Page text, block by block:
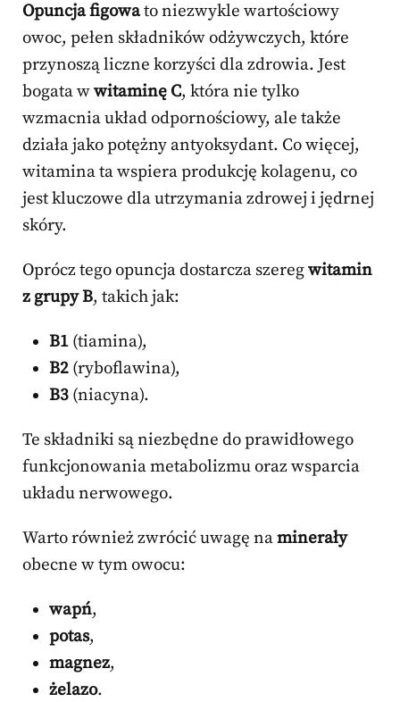
Opuncja figowato niezwykle wartościowy
owoc, pełen składników odżywczych, które
przynoszą liczne korzyści dla zdrowia. Jest
bogata wwitaminę C, która nie tylko
wzmacnia układ odpornościowy, ale także
działa jako potężny antyoksydant. Co więcej,
witamina ta wspiera produkcję kolagenu, co
jest kluczowe dla utrzymania zdrowej i jędrnej
skóry.
Oprócz tego opuncja dostarcza szeregwitamin
z grupy B, takich jak:
B1 (tiamina),
B2 (ryboflawina),
B3 (niacyna).
Te składniki są niezbędne do prawidłowego
funkcjonowania metabolizmu oraz wsparcia
układu nerwowego.
Warto również zwrócić uwagę naminerały
obecne w tym owocu:
wapń,
potas,
magnez,
żelazo.